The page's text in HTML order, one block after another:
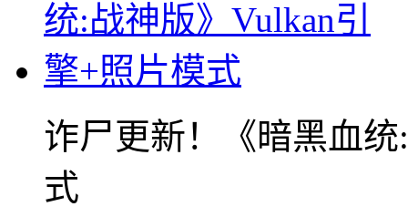
诈尸更新！《暗黑血
式